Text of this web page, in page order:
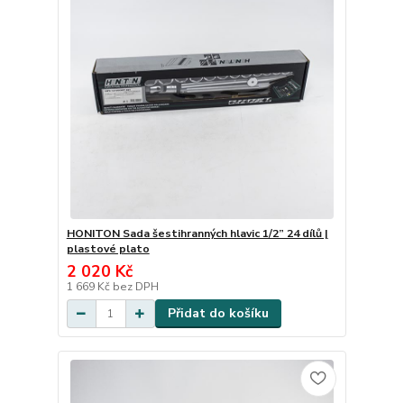
HONITON Sada šestihranných hlavic 1/2” 24 dílů |
plastové plato
2 020 Kč
1 669 Kč bez DPH
Přidat do košíku